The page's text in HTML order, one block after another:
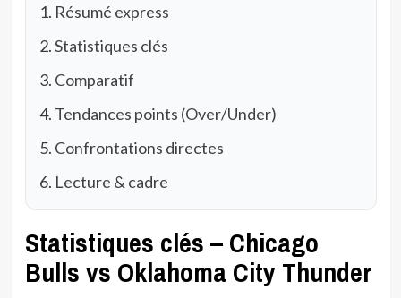
Résumé express
Statistiques clés
Comparatif
Tendances points (Over/Under)
Confrontations directes
Lecture & cadre
Statistiques clés – Chicago
Bulls vs Oklahoma City Thunder